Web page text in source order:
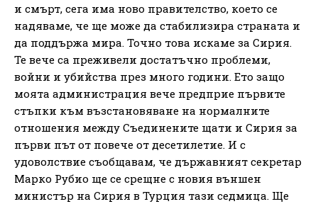
и смърт, сега има ново правителство, което се
надяваме, че ще може да стабилизира страната и
да поддържа мира. Точно това искаме за Сирия.
Те вече са преживели достатъчно проблеми,
войни и убийства през много години. Ето защо
моята администрация вече предприе първите
стъпки към възстановяване на нормалните
отношения между Съединените щати и Сирия за
първи път от повече от десетилетие. И с
удоволствие съобщавам, че държавният секретар
Марко Рубио ще се срещне с новия външен
министър на Сирия в Турция тази седмица. Ще